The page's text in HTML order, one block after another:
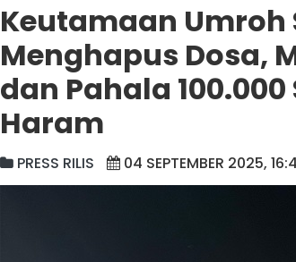
Keutamaan Umroh
Menghapus Dosa,
dan Pahala
Haram
PRESS RILIS 04 SEPTEMBER 2025,